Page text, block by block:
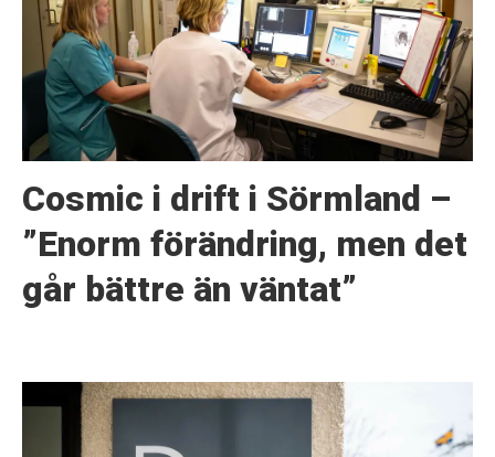
Cosmic i drift i Sörmland –
”Enorm förändring, men det
går bättre än väntat”